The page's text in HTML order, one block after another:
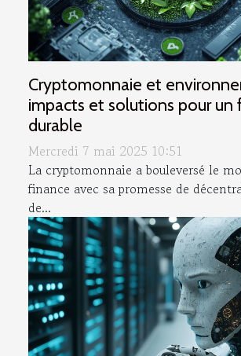
Cryptomonnaie et
impacts et solutions pour un
durable
Mercredi 7 mai 2025 10:51
La cryptomonnaie a bouleversé le
finance avec sa promesse de
de...